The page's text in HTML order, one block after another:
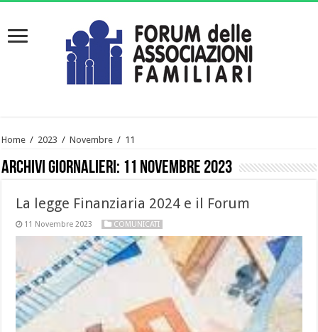
Home / 2023 / Novembre / 11
Archivi giornalieri: 11 Novembre 2023
La legge Finanziaria 2024 e il Forum
11 Novembre 2023 COMUNICATI